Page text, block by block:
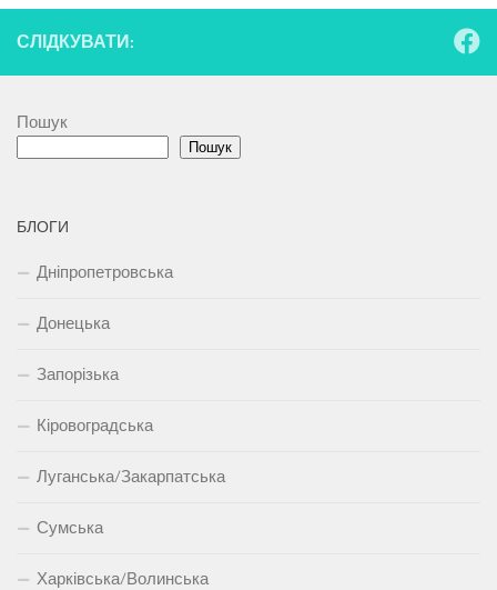
СЛІДКУВАТИ:
Пошук
Пошук
БЛОГИ
Дніпропетровська
Донецька
Запорізька
Кіровоградська
Луганська/Закарпатська
Сумська
Харківська/Волинська